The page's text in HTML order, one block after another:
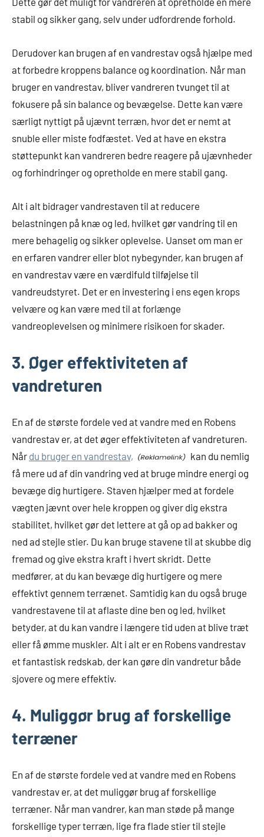
stabil og sikker gang, selv under udfordrende forhold.
Derudover kan brugen af en vandrestav også hjælpe med
at forbedre kroppens balance og koordination. Når man
bruger en vandrestav, bliver vandreren tvunget til at
fokusere på sin balance og bevægelse. Dette kan være
særligt nyttigt på ujævnt terræn, hvor det er nemt at
snuble eller miste fodfæstet. Ved at have en ekstra
støttepunkt kan vandreren bedre reagere på ujævnheder
og forhindringer og opretholde en mere stabil gang.
Alt i alt bidrager vandrestaven til at reducere
belastningen på knæ og led, hvilket gør vandring til en
mere behagelig og sikker oplevelse. Uanset om man er
en erfaren vandrer eller blot nybegynder, kan brugen af
en vandrestav være en værdifuld tilføjelse til
vandreudstyret. Det er en investering i ens egen krops
velvære og kan være med til at forlænge
vandreoplevelsen og minimere risikoen for skader.
3. Øger effektiviteten af
vandreturen
En af de største fordele ved at vandre med en Robens
vandrestav er, at det øger effektiviteten af vandreturen.
Når du bruger en vandrestav,
kan du nemlig
få mere ud af din vandring ved at bruge mindre energi og
bevæge dig hurtigere. Staven hjælper med at fordele
vægten jævnt over hele kroppen og giver dig ekstra
stabilitet, hvilket gør det lettere at gå op ad bakker og
ned ad stejle stier. Du kan bruge stavene til at skubbe dig
fremad og give ekstra kraft i hvert skridt. Dette
medfører, at du kan bevæge dig hurtigere og mere
effektivt gennem terrænet. Samtidig kan du også bruge
vandrestavene til at aflaste dine ben og led, hvilket
betyder, at du kan vandre i længere tid uden at blive træt
eller få ømme muskler. Alt i alt er en Robens vandrestav
et fantastisk redskab, der kan gøre din vandretur både
sjovere og mere effektiv.
4. Muliggør brug af forskellige
terræner
En af de største fordele ved at vandre med en Robens
vandrestav er, at det muliggør brug af forskellige
terræner. Når man vandrer, kan man støde på mange
forskellige typer terræn, lige fra flade stier til stejle